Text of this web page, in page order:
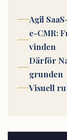
Agil
e-CMR:
vinden
Därför
grunden
Visuell